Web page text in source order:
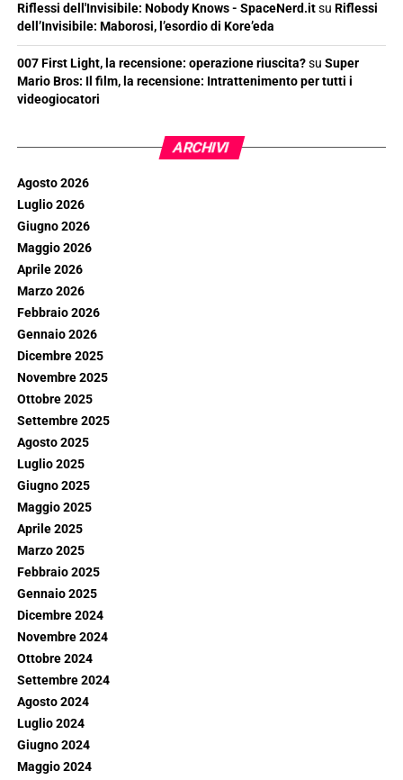
Riflessi dell'Invisibile: Nobody Knows - SpaceNerd.itsu Riflessi
dell’Invisibile: Maborosi, l’esordio di Kore’eda
007 First Light, la recensione: operazione riuscita?su Super
Mario Bros: Il film, la recensione: Intrattenimento per tutti i
videogiocatori
ARCHIVI
Agosto 2026
Luglio 2026
Giugno 2026
Maggio 2026
Aprile 2026
Marzo 2026
Febbraio 2026
Gennaio 2026
Dicembre 2025
Novembre 2025
Ottobre 2025
Settembre 2025
Agosto 2025
Luglio 2025
Giugno 2025
Maggio 2025
Aprile 2025
Marzo 2025
Febbraio 2025
Gennaio 2025
Dicembre 2024
Novembre 2024
Ottobre 2024
Settembre 2024
Agosto 2024
Luglio 2024
Giugno 2024
Maggio 2024